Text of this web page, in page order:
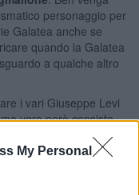
My Personal
personaggio per
Galatea anche se
quando la Galatea
a qualche altro
i vari Giuseppe Levi
vero però consiste
tanguero: